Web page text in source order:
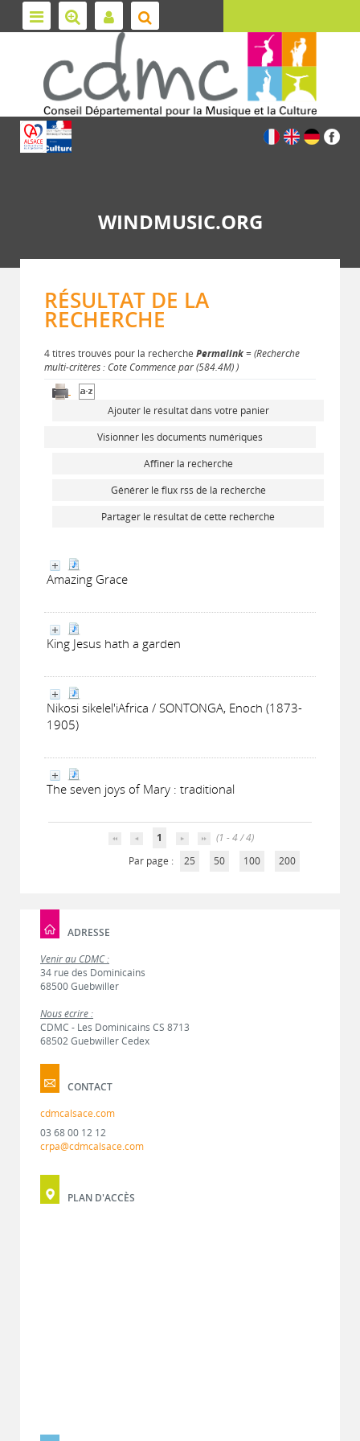
WINDMUSIC.ORG
RÉSULTAT DE LA
RECHERCHE
4 titres trouvés pour la recherche Permalink= (Recherche
multi-critères : Cote Commence par (584.4M) )
Ajouter le résultat dans votre panier
Visionner les documents numériques
Affiner la recherche
Générer le flux rss de la recherche
Partager le résultat de cette recherche
Amazing Grace
King Jesus hath a garden
Nikosi sikelel'iAfrica / SONTONGA, Enoch (1873-
1905)
The seven joys of Mary : traditional
1
(1 - 4 / 4)
Par page :
25 50 100 200
ADRESSE
Venir au CDMC :
34 rue des Dominicains
68500 Guebwiller
Nous écrire :
CDMC - Les Dominicains CS 8713
68502 Guebwiller Cedex
CONTACT
cdmcalsace.com
03 68 00 12 12
crpa@cdmcalsace.com
PLAN D'ACCÈS